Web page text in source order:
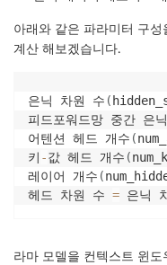
아래와 같은 파라미터 구
계산 해보겠습니다.
은닉 차원 수 (
피드포워드망 중간 은
어텐션 헤드 개수 (
키 -값 헤드 개수 (
레이어 개수 (
헤드 차원 수 = 은닉
라마 모델을 컨텍스트 윈도